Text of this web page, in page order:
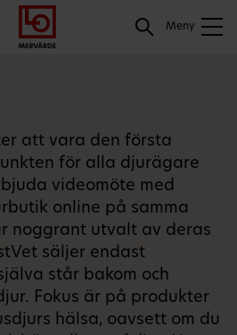
Gå
till
meny
Logga
in
Hoppa
till
innehåll
Meny
Sök
att vara den första
för alla djurägare
videomöte med
online på samma
noggrant utvalt av deras
säljer endast
står bakom och
Fokus är på produkter
hälsa, oavsett om du